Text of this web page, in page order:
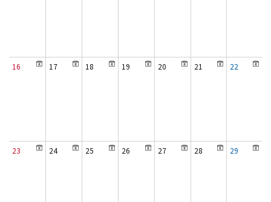
16 17 18 19 20 21 22
23 24 25 26 27 28 29